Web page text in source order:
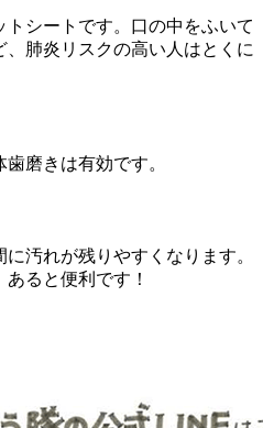
シートです。口の中をふいて
肺炎リスクの高い人はとくに
磨きは有効です。
汚れが残りやすくなります。
ると便利です！